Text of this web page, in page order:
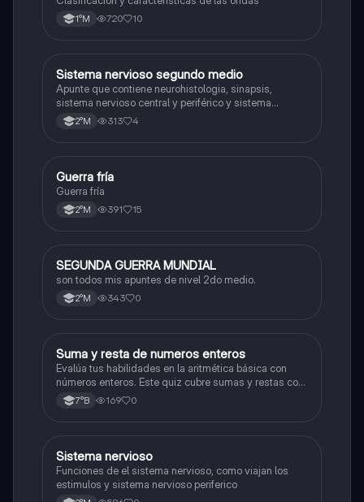
1°M 720 10
Biología
Sistema nervioso segundo medio
Apunte que contiene neurohistologia, sinapsis,
sistema nervioso central y periférico y sistema
endocrino
2°M 313 4
GHistoria
Guerra fría
Guerra fría
2°M 391 15
Historia
SEGUNDA GUERRA MUNDIAL
son todos mis apuntes de nivel 2do medio.
2°M 343 0
SMatemáticas
Suma y resta de numeros enteros
Evalúa tus habilidades en la aritmética básica con
números enteros. Este quiz cubre sumas y restas con
números positivos y negativos.
7°B 169 0
SBiología
Sistema nervioso
Funciones de el sistema nervioso, como viajan los
estimulos y sistema nervioso periferico